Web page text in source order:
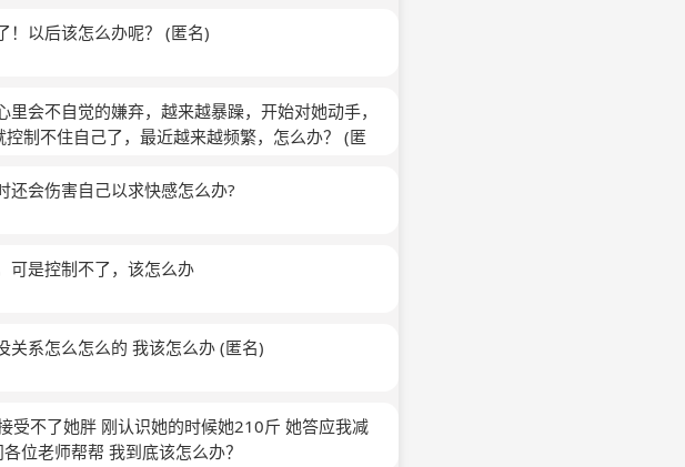
以后该怎么办呢？ (匿名)
会不自觉的嫌弃，越来越暴躁，开始对她动手，
制不住自己了，最近越来越频繁，怎么办？ (匿
还会伤害自己以求快感怎么办?
可是控制不了，该怎么办
关系怎么怎么的 我该怎么办 (匿名)
受不了她胖 刚认识她的时候她210斤 她答应我减
位老师帮帮 我到底该怎么办？